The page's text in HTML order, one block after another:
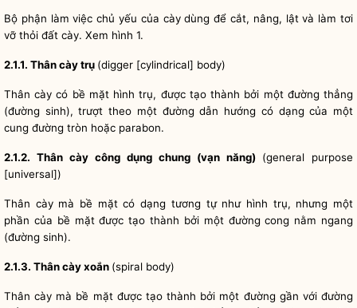
Bộ phận làm việc chủ yếu của cày dùng để cắt, nâng, lật và làm tơi
vỡ thỏi đất cày. Xem hình 1.
2.1.1. Thân cày trụ (digger [cylindrical] body)
Thân cày có bề mặt hình trụ, được tạo thành bởi một đường thẳng
(đường sinh), trượt theo một đường dẫn hướng có dạng của một
cung đường tròn hoặc parabon.
2.1.2. Thân cày công dụng chung (vạn năng) (general purpose
[universal])
Thân cày mà bề mặt có dạng tương tự như hình trụ, nhưng một
phần của bề mặt được tạo thành bởi một đường cong nằm ngang
(đường sinh).
2.1.3. Thân cày xoắn (spiral body)
Thân cày mà bề mặt được tạo thành bởi một đường gần với đường